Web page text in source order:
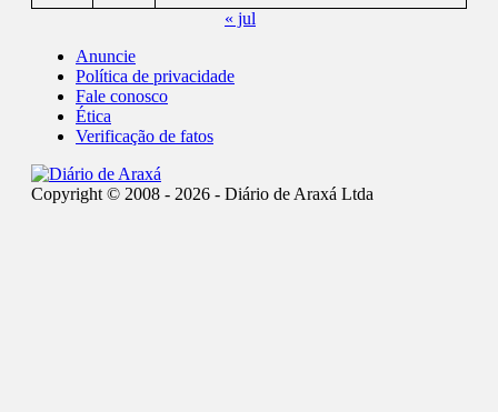
« jul
Anuncie
Política de privacidade
Fale conosco
Ética
Verificação de fatos
Copyright © 2008 - 2026 - Diário de Araxá Ltda